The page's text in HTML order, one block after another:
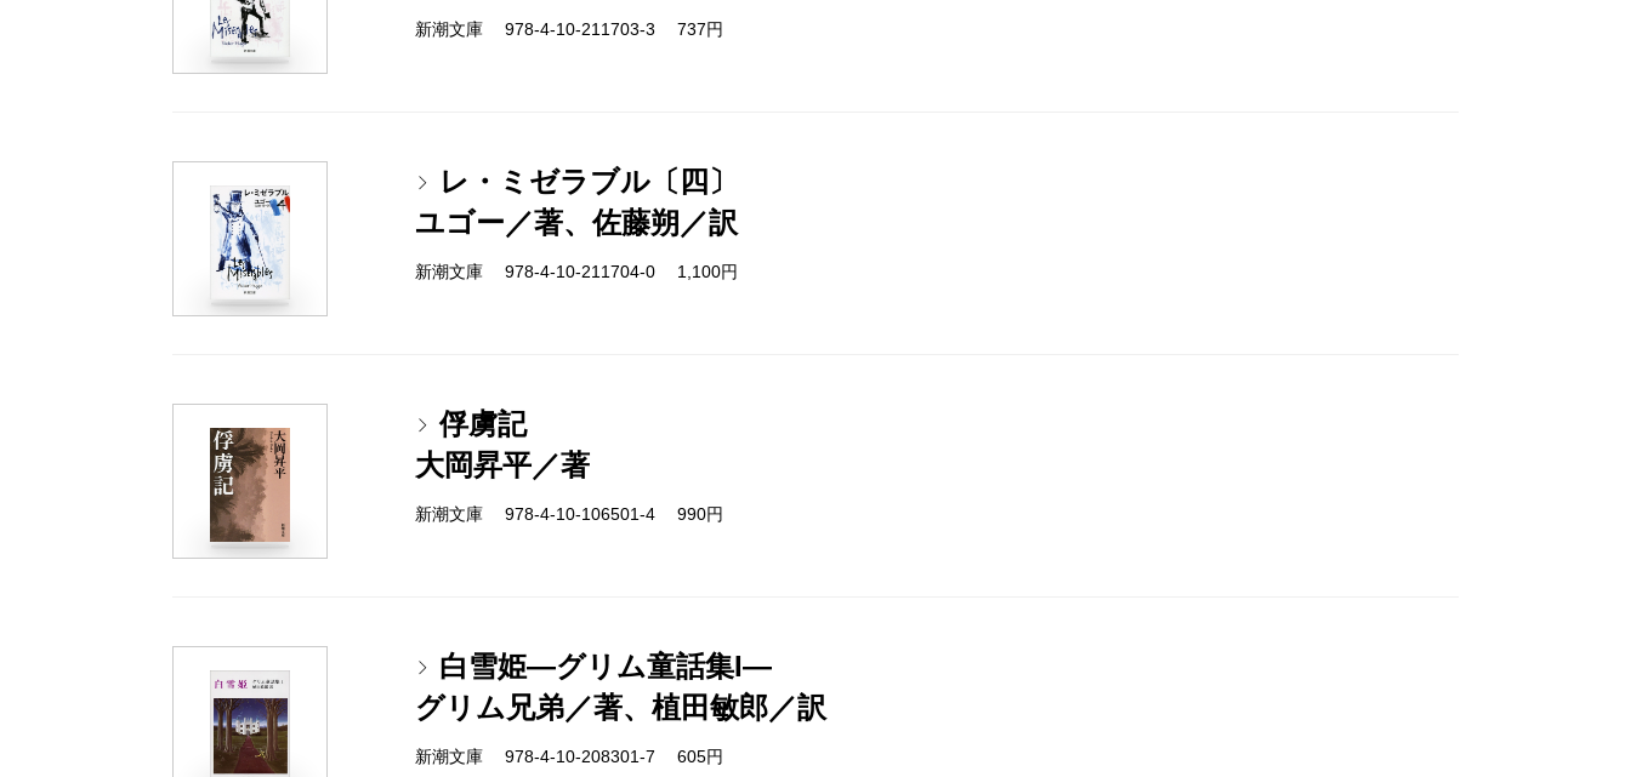
新潮文庫 978-4-10-211703-3 737円
レ・ミゼラブル〔四〕
ユゴー／著、佐藤朔／訳
新潮文庫 978-4-10-211704-0 1,100円
俘虜記
大岡昇平／著
新潮文庫 978-4-10-106501-4 990円
白雪姫―グリム童話集I―
グリム兄弟／著、植田敏郎／訳
新潮文庫 978-4-10-208301-7 605円